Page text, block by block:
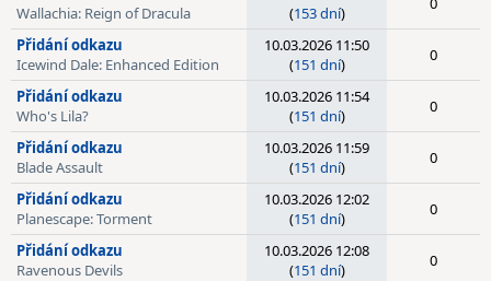
Wallachia: Reign of Dracula
(153 dní)
Přidání odkazu
Icewind Dale: Enhanced Edition
10.03.2026 11:50
(151 dní) 0
Přidání odkazu
Who's Lila?
10.03.2026 11:54
(151 dní) 0
Přidání odkazu
Blade Assault
10.03.2026 11:59
(151 dní) 0
Přidání odkazu
Planescape: Torment
10.03.2026 12:02
(151 dní) 0
Přidání odkazu
Ravenous Devils
10.03.2026 12:08
(151 dní) 0